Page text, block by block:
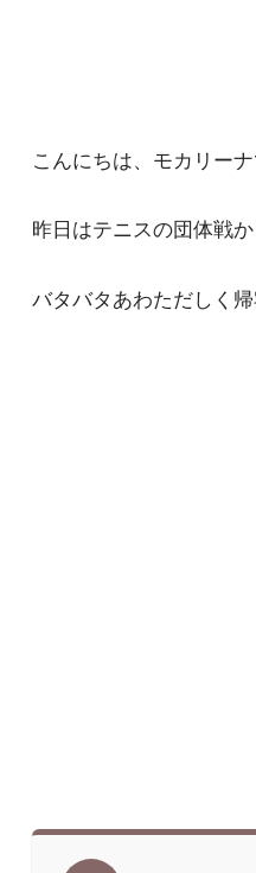
こんにちは、モカリーナ
昨日はテニスの団体戦
バタバタあわただしく